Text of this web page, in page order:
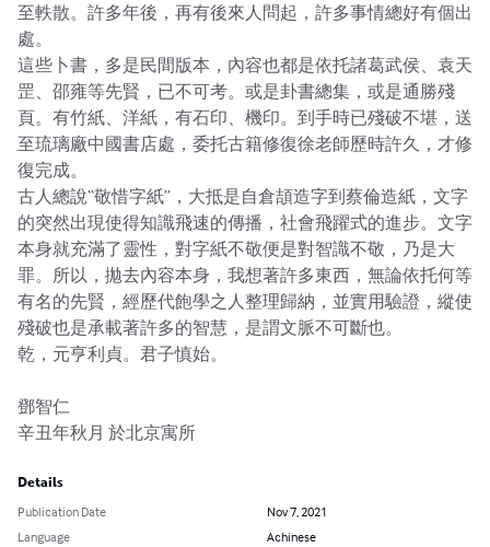
至軼散。許多年後，再有後來人問起，許多事情總好有個出
處。
這些卜書，多是民間版本，內容也都是依托諸葛武侯、袁天
罡、邵雍等先賢，已不可考。或是卦書總集，或是通勝殘
頁。有竹紙、洋紙，有石印、機印。到手時已殘破不堪，送
至琉璃廠中國書店處，委托古籍修復徐老師歷時許久，才修
復完成。
古人總說“敬惜字紙”，大抵是自倉頡造字到蔡倫造紙，文字
的突然出現使得知識飛速的傳播，社會飛躍式的進步。文字
本身就充滿了靈性，對字紙不敬便是對智識不敬，乃是大
罪。所以，拋去內容本身，我想著許多東西，無論依托何等
有名的先賢，經歷代飽學之人整理歸納，並實用驗證，縱使
殘破也是承載著許多的智慧，是謂文脈不可斷也。
乾，元亨利貞。君子慎始。
鄧智仁
辛丑年秋月 於北京寓所
Details
Publication Date
Nov 7, 2021
Language
Achinese